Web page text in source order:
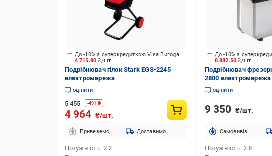
4 715.80₴/шт.
До -10% з суперкредиткою Visa Вигода
Подрібнювач гілок Stark EGS-2245
електромережа
оцінити
5 455 -491 ₴
4 964 ₴/шт.
Привеземо Доставимо
Потужність 2.2
8 882.50₴/шт.
До -10% з
Подрібнювач
2800 електромережа
оцінити
9 350 ₴/шт.
Cамовивіз
Потужність 2.8